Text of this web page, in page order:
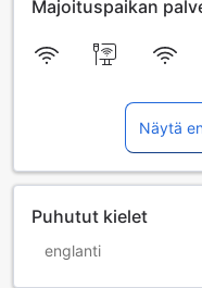
Majoituspaikan
Näytä
Puhutut kielet
englanti